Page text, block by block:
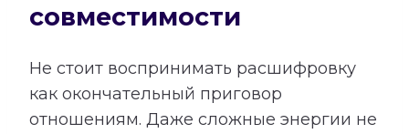
совместимости
Не стоит воспринимать расшифровку
как окончательный приговор
отношениям. Даже сложные энергии не